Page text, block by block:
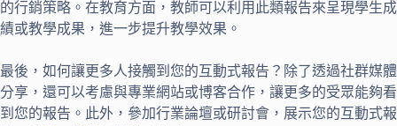
的行銷策略。在教育方面，教師可以利用此類報告來呈現學生成
績或教學成果，進一步提升教學效果。
最後，如何讓更多人接觸到您的互動式報告？除了透過社群媒體
分享，還可以考慮與專業網站或博客合作，讓更多的受眾能夠看
到您的報告。此外，參加行業論壇或研討會，展示您的互動式報